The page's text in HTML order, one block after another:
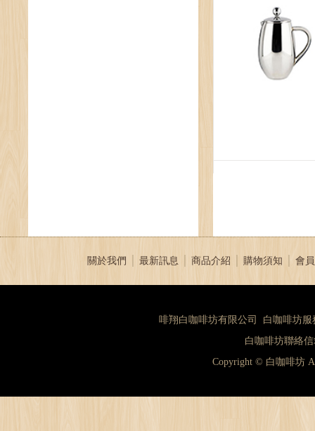
關於我們 最新訊息 商品介紹 購物須知 會
啡翔白咖啡坊有限公司 白咖啡坊
白咖啡坊聯絡
Copyright © 白咖啡坊